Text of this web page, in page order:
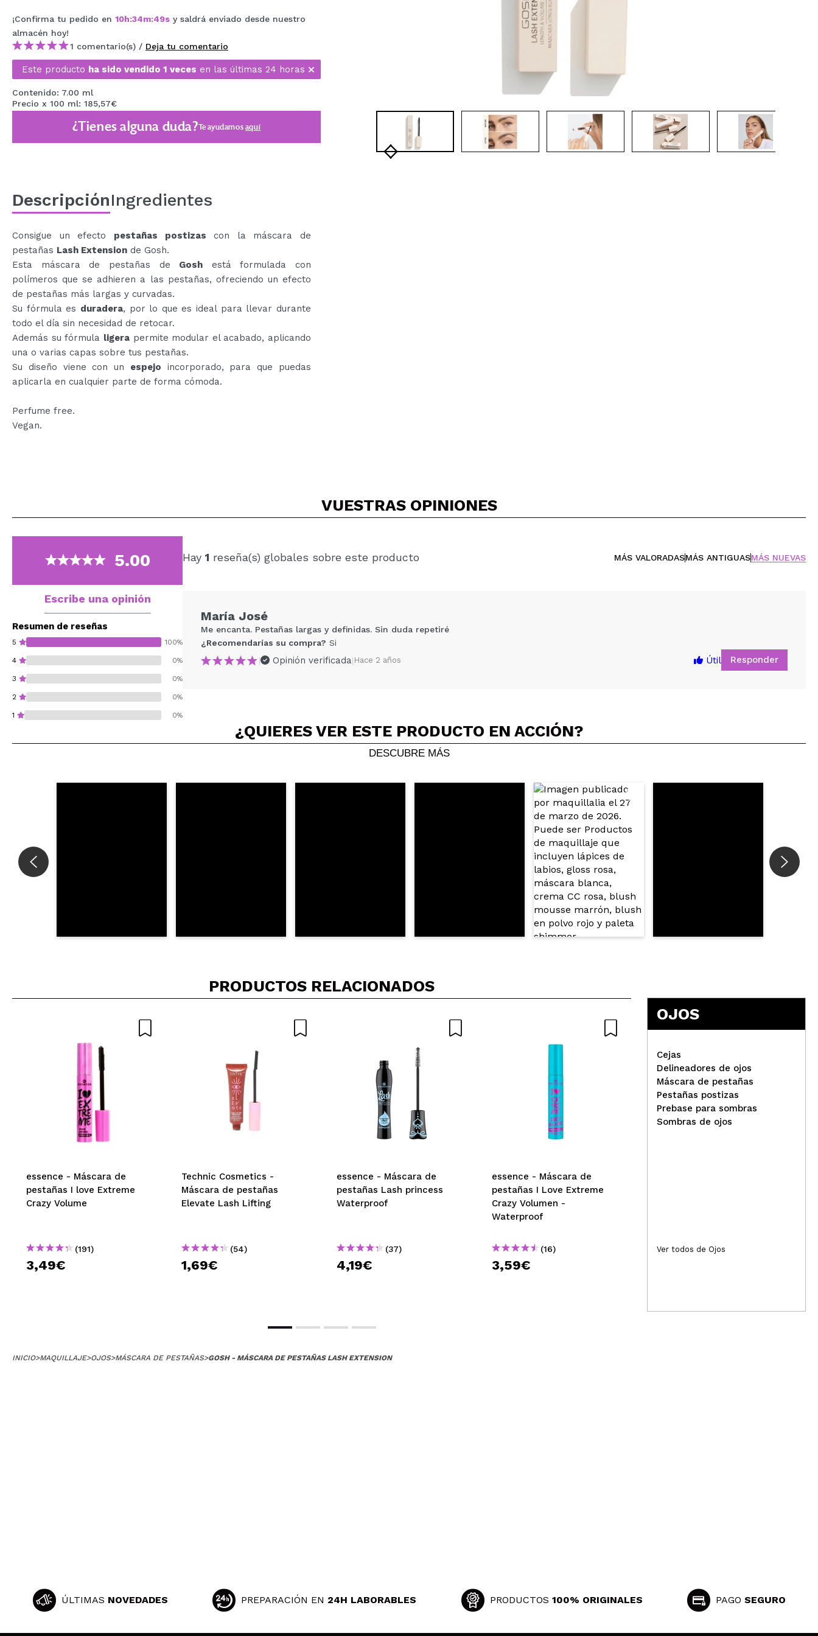
MAQUIFARMA
KOREA ZONE
TRAVEL SIZE
NATURE
OFERTAS
PRÓXIMAMENTE
¡Confirma tu pedido en 10h:34m:48s y saldrá enviado desde nuestro
almacén hoy!
1 comentario(s) / Deja tu comentario
Este producto ha sido vendido 1 veces en las últimas 24 horas
Contenido: 7.00 ml
Precio x 100 ml: 185,57€
¿Tienes alguna duda?Te ayudamosaquí
DescripciónIngredientes
Consigue un efecto pestañas postizas con la máscara de
pestañas Lash Extension de Gosh.
Esta máscara de pestañas de Gosh está formulada con
polímeros que se adhieren a las pestañas, ofreciendo un efecto
de pestañas más largas y curvadas.
Su fórmula es duradera, por lo que es ideal para llevar durante
todo el día sin necesidad de retocar.
Además su fórmula ligerapermite modular el acabado, aplicando
una o varias capas sobre tus pestañas.
Su diseño viene con un espejo incorporado, para que puedas
aplicarla en cualquier parte de forma cómoda.
Perfume free.
Vegan.
VUESTRAS OPINIONES
5.00
Escribe una opinión
Resumen de reseñas
5 100%
4 0%
3 0%
2 0%
1 0%
Hay 1 reseña(s) globales sobre este producto MÁS VALORADASMÁS ANTIGUASMÁS NUEVAS
Compartir un vídeo o una foto
Tu vídeo podría ser el primero. Imagínatelo...
¿Recomendarías su compra? Si No 5/5
María José
Me encanta. Pestañas largas y definidas. Sin duda repetiré
¿Recomendarías su compra? Si
|
Opinión verificada| Hace 2 años Útil Responder
¿QUIERES VER ESTE PRODUCTO EN ACCIÓN?
DESCUBRE MÁS
PRODUCTOS RELACIONADOS
essence - Máscara de
pestañas I love Extreme
Crazy Volume
(191)
3,49€
Technic Cosmetics -
Máscara de pestañas
Elevate Lash Lifting
(54)
1,69€
essence - Máscara de
pestañas Lash princess
Waterproof
(37)
4,19€
essence - Máscara de
pestañas I Love Extreme
Crazy Volumen -
Waterproof
(16)
3,59€
essence - Máscara de
(33)
OJOS
Cejas
Delineadores de ojos
Máscara de pestañas
Pestañas postizas
Prebase para sombras
Sombras de ojos
Ver todos de Ojos
INICIO>MAQUILLAJE>OJOS>MÁSCARA DE PESTAÑAS>GOSH - MÁSCARA DE PESTAÑAS LASH EXTENSION
ÚLTIMAS NOVEDADES PREPARACIÓN EN 24H LABORABLES PRODUCTOS 100% ORIGINALES PAGO SEGURO